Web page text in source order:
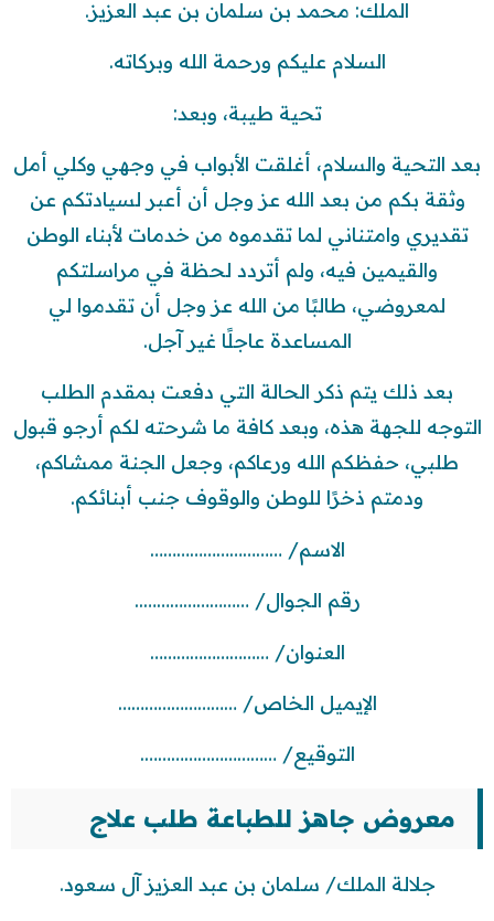
الملك: محمد بن سلمان بن عبد العزيز.
السلام عليكم ورحمة الله وبركاته.
تحية طيبة، وبعد:
بعد التحية والسلام، أغلقت الأبواب في وجهي وكلي أمل
وثقة بكم من بعد الله عز وجل أن أعبر لسيادتكم عن
تقديري وامتناني لما تقدموه من خدمات لأبناء الوطن
والقيمين فيه، ولم أتردد لحظة في مراسلتكم
لمعروضي، طالبًا من الله عز وجل أن تقدموا لي
المساعدة عاجلًا غير آجل.
بعد ذلك يتم ذكر الحالة التي دفعت بمقدم الطلب
التوجه للجهة هذه، وبعد كافة ما شرحته لكم أرجو قبول
طلبي، حفظكم الله ورعاكم، وجعل الجنة ممشاكم،
ودمتم ذخرًا للوطن والوقوف جنب أبنائكم.
الاسم/ …………………………
رقم الجوال/ ……………………..
العنوان/ ………………………
الإيميل الخاص/ ………………………
التوقيع/ ………………………….
معروض جاهز للطباعة طلب علاج
جلالة الملك/ سلمان بن عبد العزيز آل سعود.